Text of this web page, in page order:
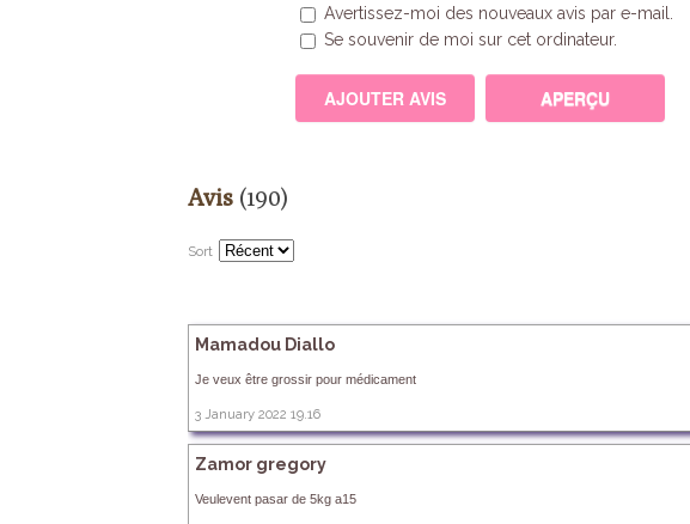
Avertissez-moi des nouveaux avis par e-mail.
Se souvenir de moi sur cet ordinateur.
Avis (190)
Sort
Mamadou Diallo
Je veux être grossir pour médicament
3 January 2022 19.16
Zamor gregory
Veulevent pasar de 5kg a15